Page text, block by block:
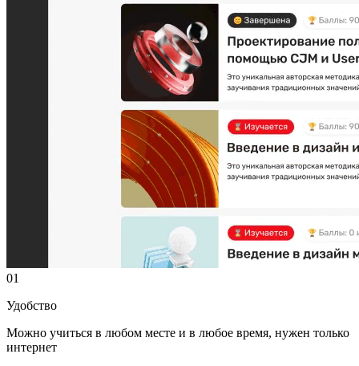
01
Удобство
Можно учиться в любом месте и в любое время, нужен только
интернет